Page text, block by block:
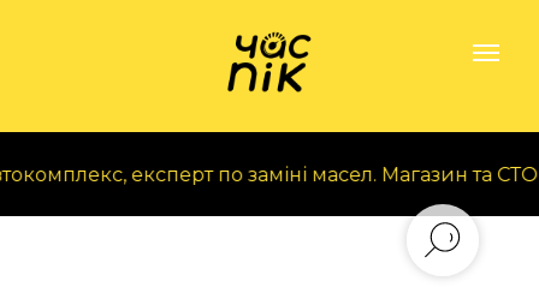
експерт по заміні масел. Магазин та СТО у